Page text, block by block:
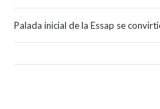
Palada inicial de la Essap se